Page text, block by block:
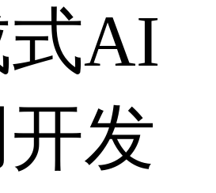
AI
发